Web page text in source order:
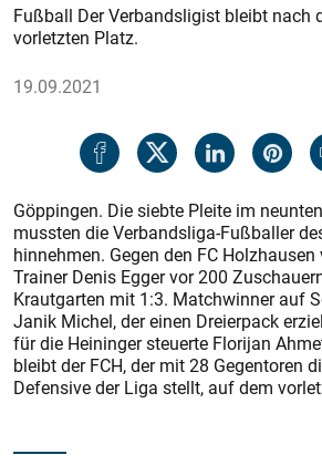
Fußball Der Verbandsligist bleibt nach
vorletzten Platz.
19.09.2021
Göppingen. Die siebte Pleite im
mussten die Verbandsliga-Fußballer
hinnehmen. Gegen den FC
Trainer Denis Egger vor 200
Krautgarten mit 1:3. Matchwinner auf
Janik Michel, der einen Dreierpack
für die Heininger steuerte Florijan
bleibt der FCH, der mit 28 Gegentoren
Defensive der Liga stellt, auf dem